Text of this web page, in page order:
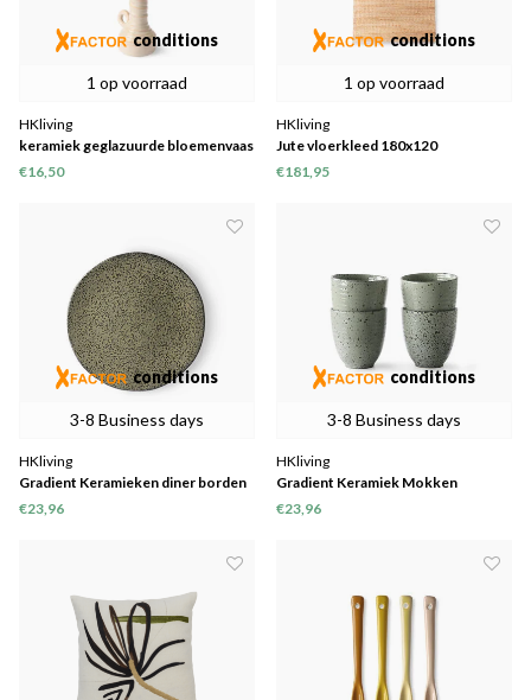
1 op voorraad
conditions
HKliving
keramiek geglazuurde bloemenvaas
crème
€16,50
1 op voorraad
conditions
HKliving
Jute vloerkleed 180x120
€181,95
3-8 Business days
conditions
HKliving
Gradient Keramieken diner borden
ø 29 cm
€23,96
3-8 Business days
conditions
HKliving
Gradient Keramiek Mokken
€23,96